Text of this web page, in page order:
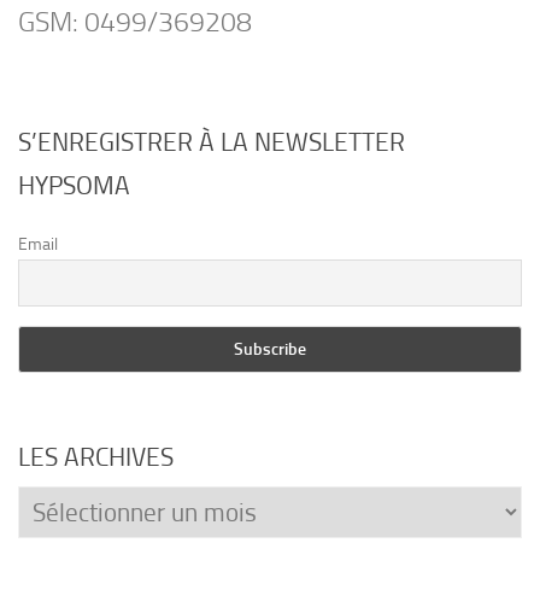
GSM: 0499/369208
S’ENREGISTRER À LA NEWSLETTER
HYPSOMA
Email
LES ARCHIVES
Les